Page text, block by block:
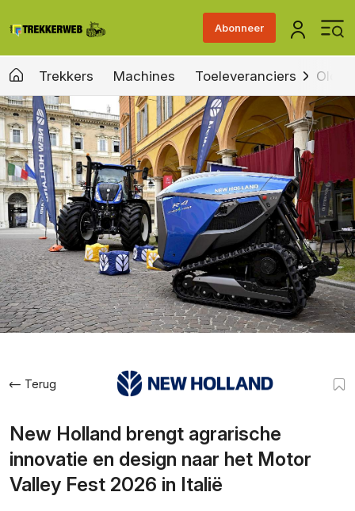
Abonneer
Trekkers Machines Toeleveranciers Old &
Terug
New Holland brengt agrarische
innovatie en design naar het Motor
Valley Fest 2026 in Italië